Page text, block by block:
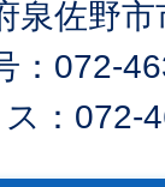
佐野市
：072-
：072-